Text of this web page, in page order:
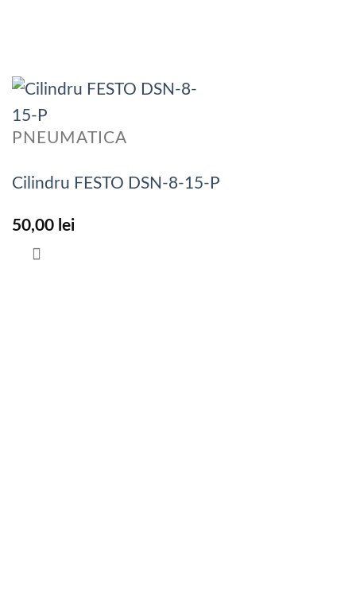
PNEUMATICA
Cilindru FESTO DSN-8-15-P
50,00 lei